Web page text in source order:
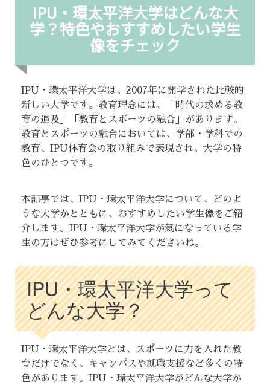
IPU・環太平洋大学はどんな大
学？特色やおすすめしたい学生
像をチェック
IPU・環太平洋大学は、2007年に開学された比較的
新しい大学です。教育理念には、「時代の求める教
育の追及」「教育とスポーツの融合」があります。
教育とスポーツの融合においては、学部・学科での
教育、IPU体育会の取り組みで表現され、大学の特
色のひとつです。
本記事では、IPU・環太平洋大学について、どのよ
うな大学かとともに、おすすめしたい学生像をご紹
介します。IPU・環太平洋大学が気になっている学
生の方はぜひ参考にしてみてくださいね。
IPU・環太平洋大学って
どんな大学？
IPU・環太平洋大学とは、スポーツに力を入れた教
育だけでなく、キャンパスや就職支援など多くの特
色があります。IPU・環太平洋大学がどんな大学か